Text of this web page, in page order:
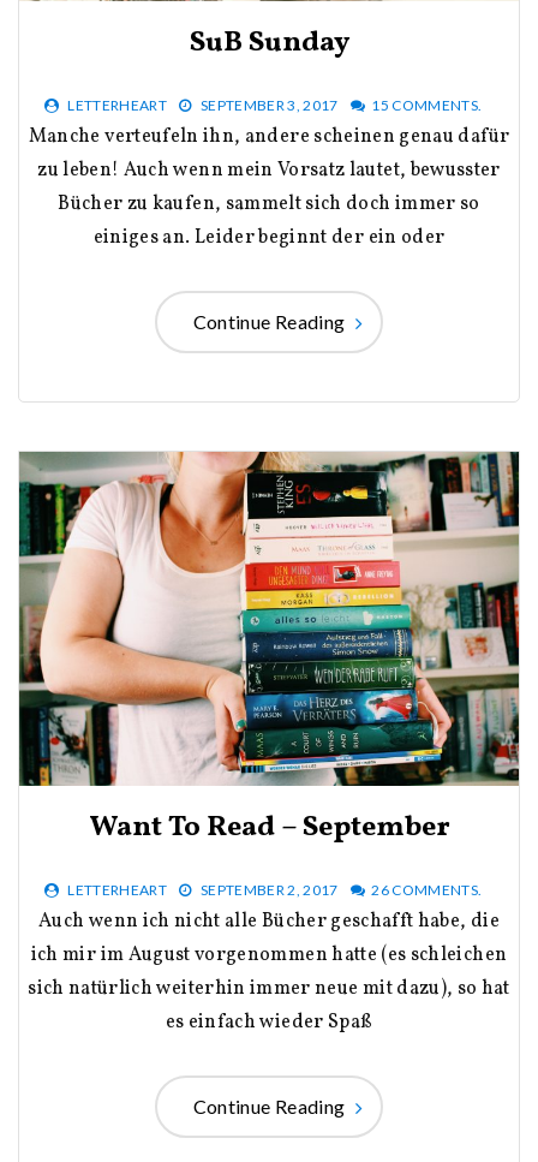
SuB Sunday
LETTERHEART SEPTEMBER 3, 2017 15 COMMENTS.
Manche verteufeln ihn, andere scheinen genau dafür
zu leben! Auch wenn mein Vorsatz lautet, bewusster
Bücher zu kaufen, sammelt sich doch immer so
einiges an. Leider beginnt der ein oder
Continue Reading
Want To Read – September
LETTERHEART SEPTEMBER 2, 2017 26 COMMENTS.
Auch wenn ich nicht alle Bücher geschafft habe, die
ich mir im August vorgenommen hatte (es schleichen
sich natürlich weiterhin immer neue mit dazu), so hat
es einfach wieder Spaß
Continue Reading